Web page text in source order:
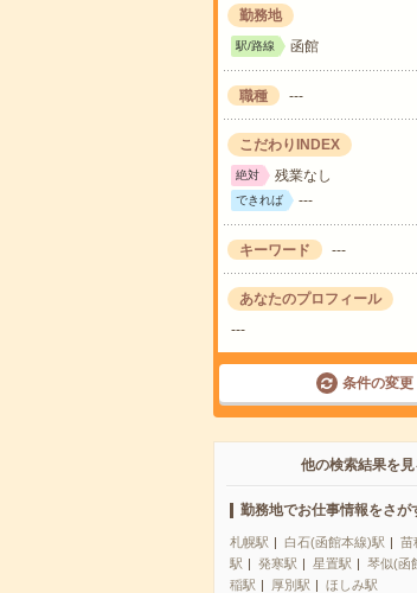
勤務地
駅/路線 函館
職種 ---
こだわりINDEX
絶対 残業なし
できれば ---
キーワード ---
あなたのプロフィール
---
条件の変更
他の検索結果を見
勤務地でお仕事情報をさが
札幌駅 白石(函館本線)駅 苗
駅
発寒駅 星置駅 琴似(函
稲駅
厚別駅 ほしみ駅